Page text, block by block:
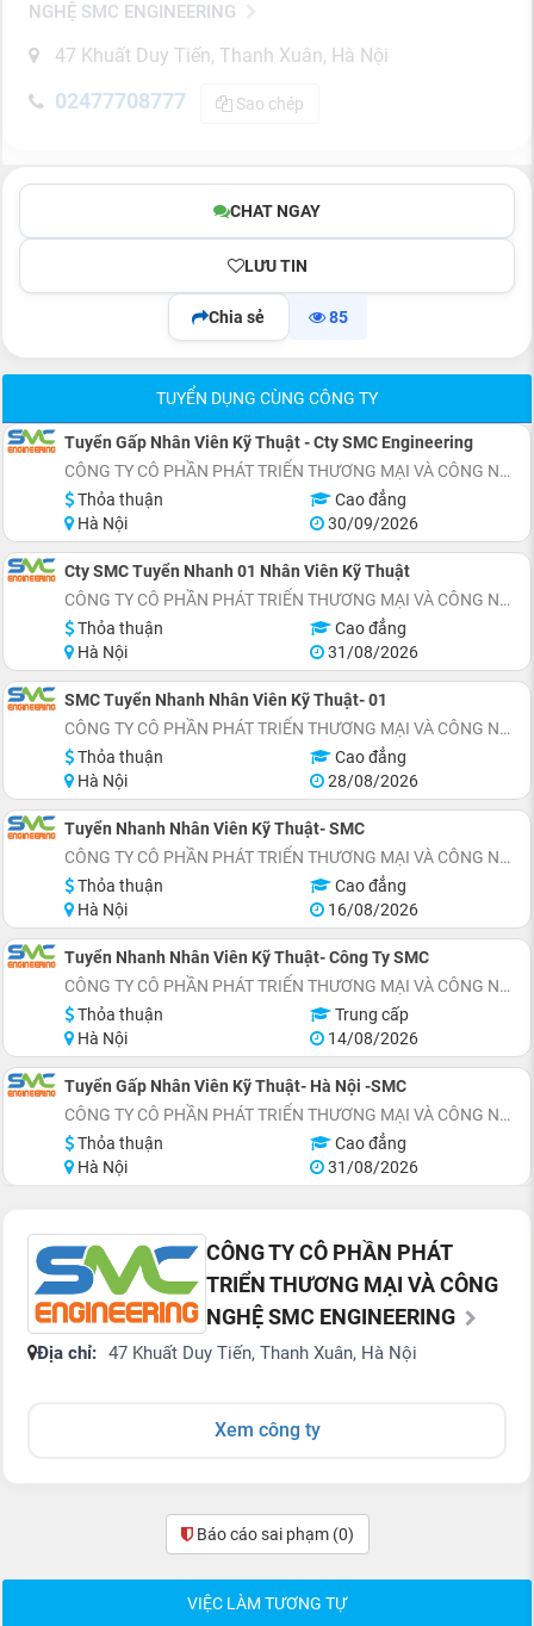
NGHỆ SMC ENGINEERING
47 Khuất Duy Tiến, Thanh Xuân, Hà Nội
02477708777 Sao chép
CHAT NGAY
LƯU TIN
Chia sẻ 85
TUYỂN DỤNG CÙNG CÔNG TY
Tuyển Gấp Nhân Viên Kỹ Thuật - Cty SMC Engineering
CÔNG TY CÔ PHẦN PHÁT TRIỂN THƯƠNG MẠI VÀ CÔNG NGHỆ SMC ENGINEERING
Thỏa thuận
Cao đẳng
Hà Nội
30/09/2026
Cty SMC Tuyển Nhanh 01 Nhân Viên Kỹ Thuật
CÔNG TY CÔ PHẦN PHÁT TRIỂN THƯƠNG MẠI VÀ CÔNG NGHỆ SMC ENGINEERING
Thỏa thuận
Cao đẳng
Hà Nội
31/08/2026
SMC Tuyển Nhanh Nhân Viên Kỹ Thuật- 01
CÔNG TY CÔ PHẦN PHÁT TRIỂN THƯƠNG MẠI VÀ CÔNG NGHỆ SMC ENGINEERING
Thỏa thuận
Cao đẳng
Hà Nội
28/08/2026
Tuyển Nhanh Nhân Viên Kỹ Thuật- SMC
CÔNG TY CÔ PHẦN PHÁT TRIỂN THƯƠNG MẠI VÀ CÔNG NGHỆ SMC ENGINEERING
Thỏa thuận
Cao đẳng
Hà Nội
16/08/2026
Tuyển Nhanh Nhân Viên Kỹ Thuật- Công Ty SMC
CÔNG TY CÔ PHẦN PHÁT TRIỂN THƯƠNG MẠI VÀ CÔNG NGHỆ SMC ENGINEERING
Thỏa thuận
Trung cấp
Hà Nội
14/08/2026
Tuyển Gấp Nhân Viên Kỹ Thuật- Hà Nội -SMC
CÔNG TY CÔ PHẦN PHÁT TRIỂN THƯƠNG MẠI VÀ CÔNG NGHỆ SMC ENGINEERING
Thỏa thuận
Cao đẳng
Hà Nội
31/08/2026
CÔNG TY CÔ PHẦN PHÁT
TRIỂN THƯƠNG MẠI VÀ CÔNG
NGHỆ SMC ENGINEERING
Địa chỉ: 47 Khuất Duy Tiến, Thanh Xuân, Hà Nội
Xem công ty
Báo cáo sai phạm (0)
VIỆC LÀM TƯƠNG TỰ